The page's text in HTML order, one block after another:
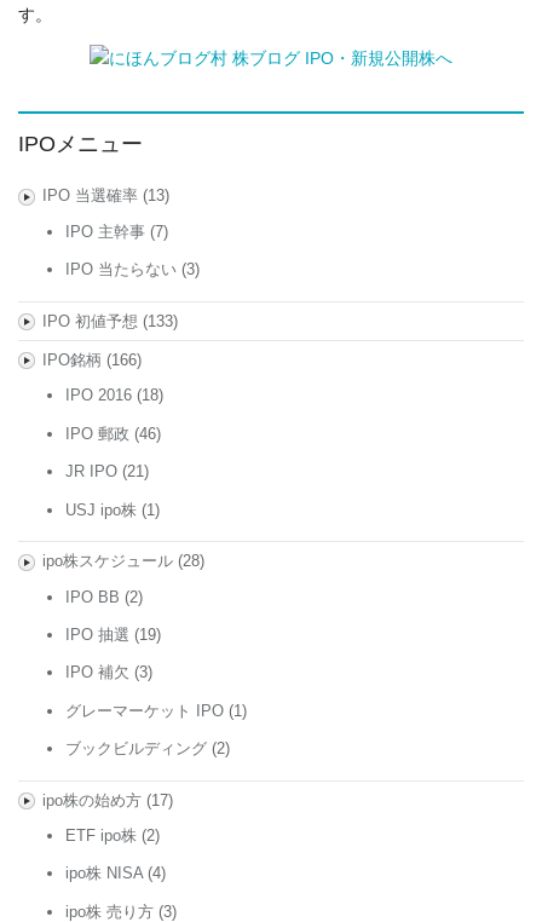
す。
IPOメニュー
IPO 当選確率(13)
IPO 主幹事 (7)
IPO 当たらない (3)
IPO 初値予想 (133)
IPO銘柄 (166)
IPO 2016 (18)
IPO 郵政 (46)
JR IPO (21)
USJ ipo株 (1)
ipo株スケジュール(28)
IPO BB (2)
IPO 抽選 (19)
IPO 補欠 (3)
グレーマーケット IPO (1)
ブックビルディング (2)
ipo株の始め方(17)
ETF ipo株 (2)
ipo株 NISA(4)
ipo株 売り方 (3)